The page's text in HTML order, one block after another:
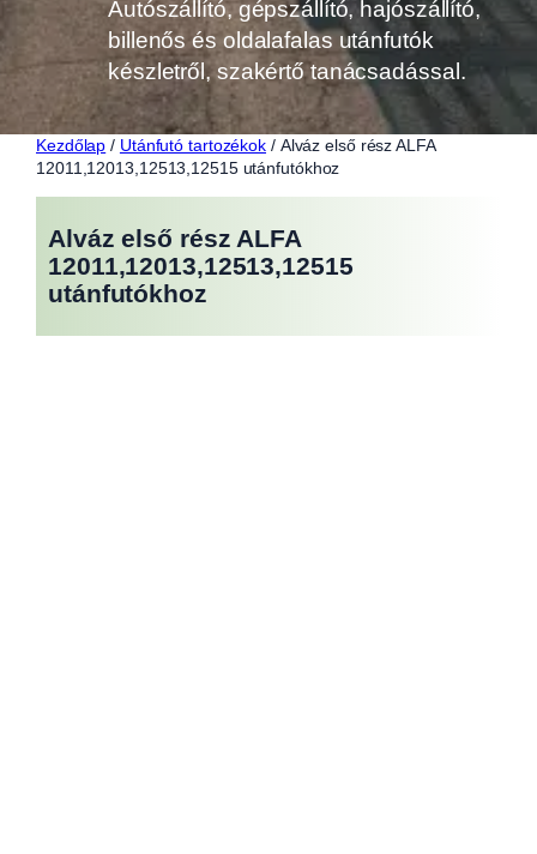
Autószállító, gépszállító, hajószállító,
billenős és oldalafalas utánfutók
készletről, szakértő tanácsadással.
Kezdőlap / Utánfutó tartozékok / Alváz első rész ALFA
12011,12013,12513,12515 utánfutókhoz
Alváz első rész ALFA
12011,12013,12513,12515
utánfutókhoz